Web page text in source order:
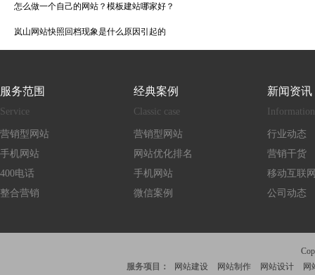
怎么做一个自己的网站？模板建站哪家好？
岚山网站快照回档现象是什么原因引起的
服务范围
Service
营销型网站
手机网站
400电话
整合营销
经典案例
Classic case
营销型网站
网站优化排名
手机网站
微信案例
新闻资讯
Information
行业动态
营销干货
移动互联
公司动态
服务项目：
网站建设 网站制作 网站设计 网